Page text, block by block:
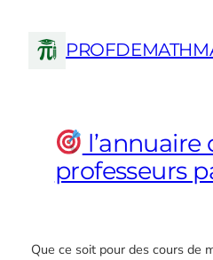
contenu
l’annuaire
professeurs
Que ce soit pour des cours de